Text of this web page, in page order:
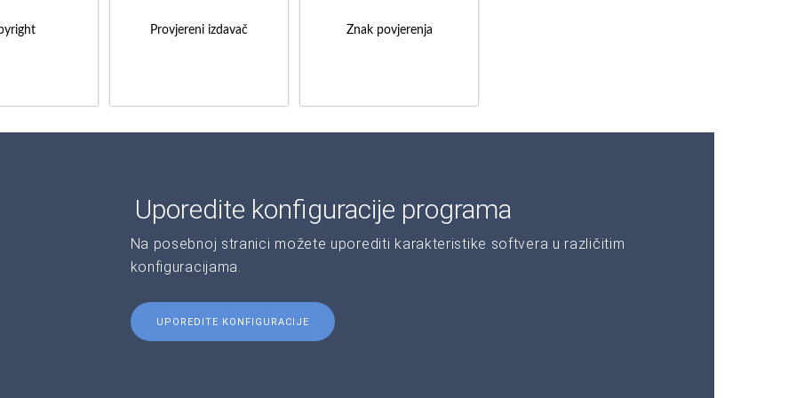
Provjereni izdavač Znak povjerenja
Uporedite konfiguracije programa
Na posebnoj stranici možete uporediti karakteristike softvera u različitim
konfiguracijama.
UPOREDITE KONFIGURACIJE